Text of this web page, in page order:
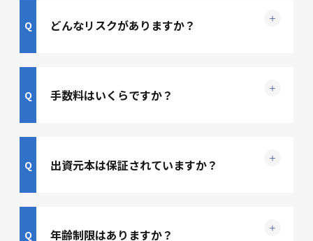
どんなリスクがありますか？
手数料はいくらですか？
出資元本は保証されていますか？
年齢制限はありますか？